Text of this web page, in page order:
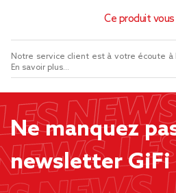
Ce produit vous
Notre service client est à votre écoute à
En savoir plus...
Ne manquez
newsletter GiFi